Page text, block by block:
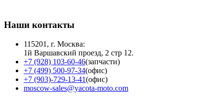
Наши контакты
115201, г. Москва:
1й Варшавский проезд, 2 стр 12.
+7 (928) 103-60-46(запчасти)
+7 (499) 500-97-34(офис)
+7 (903)-729-13-41(офис)
moscow-sales@yacota-moto.com